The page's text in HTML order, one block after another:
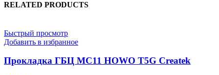
RELATED PRODUCTS
Быстрый просмотр
Добавить в избранное
Прокладка ГБЦ МС11 HOWO T5G Createk